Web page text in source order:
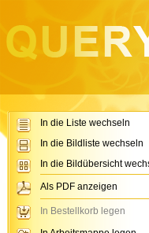
In die Liste wechseln
In die Bildliste wechseln
In die Bildübersicht
Als PDF anzeigen
In Bestellkorb legen